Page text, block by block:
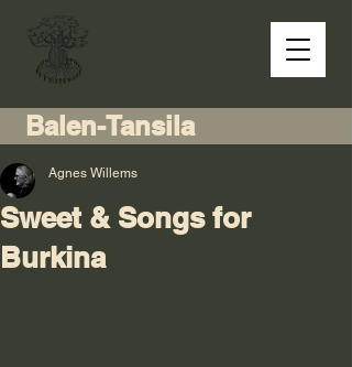
Balen-Tansila
Sweet & Songs for
Burkina
Agnes Willems